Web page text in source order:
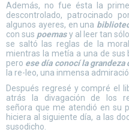
Además, no fue ésta la
descontrolado, patrocinado
algunos ayeres, en una
con sus poemasy al leer tan
se saltó las reglas de la
mientras la metía a una de sus
pero ese día conocí la grandeza
la re-leo, una inmensa
Después regresé y compré el
atrás la divagación de los
señora que me atendió en su
hiciera al siguiente día, a las
susodicho.